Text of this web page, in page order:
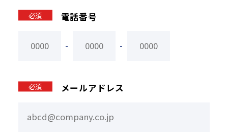
電話番号
必須
- -
メールアドレス
必須